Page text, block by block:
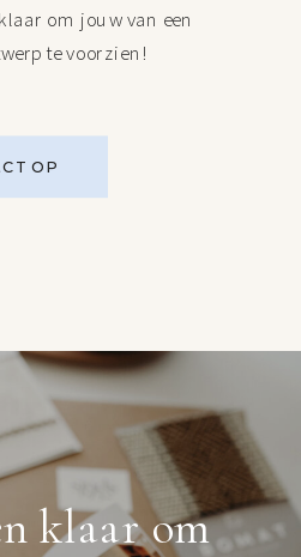
OP
om jouw van een
te voorzien!
klaar om